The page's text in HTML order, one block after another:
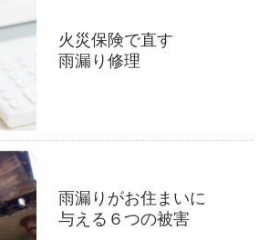
火災保険で直す
雨漏り修理
雨漏りがお住まいに
与える６つの被害